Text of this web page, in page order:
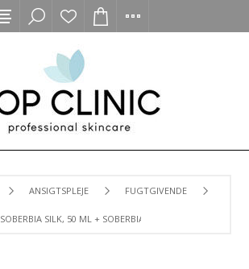
ANSIGTSPLEJE FUGTGIVENDE
SOBERBIA SILK, 50 ML + SOBERBIA CONTOUR, 15 ML